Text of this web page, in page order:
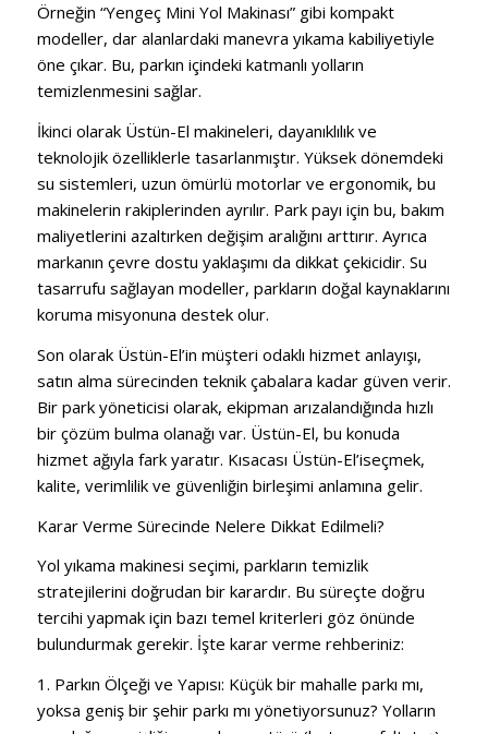
Örneğin “Yengeç Mini Yol Makinası” gibi kompakt
modeller, dar alanlardaki manevra yıkama kabiliyetiyle
öne çıkar. Bu, parkın içindeki katmanlı yolların
temizlenmesini sağlar.
İkinci olarak Üstün-El makineleri, dayanıklılık ve
teknolojik özelliklerle tasarlanmıştır. Yüksek dönemdeki
su sistemleri, uzun ömürlü motorlar ve ergonomik, bu
makinelerin rakiplerinden ayrılır. Park payı için bu, bakım
maliyetlerini azaltırken değişim aralığını arttırır. Ayrıca
markanın çevre dostu yaklaşımı da dikkat çekicidir. Su
tasarrufu sağlayan modeller, parkların doğal kaynaklarını
koruma misyonuna destek olur.
Son olarak Üstün-El’in müşteri odaklı hizmet anlayışı,
satın alma sürecinden teknik çabalara kadar güven verir.
Bir park yöneticisi olarak, ekipman arızalandığında hızlı
bir çözüm bulma olanağı var. Üstün-El, bu konuda
hizmet ağıyla fark yaratır. Kısacası Üstün-El’iseçmek,
kalite, verimlilik ve güvenliğin birleşimi anlamına gelir.
Karar Verme Sürecinde Nelere Dikkat Edilmeli?
Yol yıkama makinesi seçimi, parkların temizlik
stratejilerini doğrudan bir karardır. Bu süreçte doğru
tercihi yapmak için bazı temel kriterleri göz önünde
bulundurmak gerekir. İşte karar verme rehberiniz:
1. Parkın Ölçeği ve Yapısı: Küçük bir mahalle parkı mı,
yoksa geniş bir şehir parkı mı yönetiyorsunuz? Yolların